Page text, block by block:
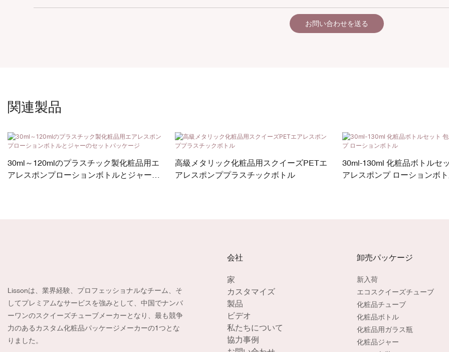
お問い合わせを送る
関連製品
30ml～120mlのプラスチック製化粧品用エ
アレスポンプローションボトルとジャーの
高級メタリック化粧品用スクイーズPETエ
アレスポンププラスチックボトル
30ml-130ml 化粧品ボトルセ
アレスポンプ ローションボ
Lissonは、業界経験、プロフェッショナルなチーム、そ
してプレミアムなサービスを強みとして、中国でナンバ
ーワンのスクイーズチューブメーカーとなり、最も競争
力のあるカスタム化粧品パッケージメーカーの1つとな
りました。
会社
家
カスタマイズ
製品
ビデオ
私たちについて
協力事例
卸売パッケージ
新入荷
エコスクイーズチューブ
化粧品チューブ
化粧品ボトル
化粧品用ガラス瓶
化粧品ジャー